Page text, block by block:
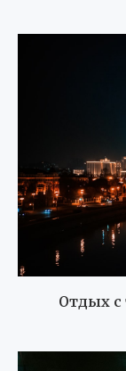
Отдых с